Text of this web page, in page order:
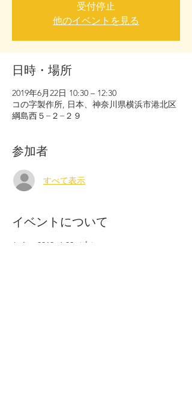
受付停止
他のイベントを見る
日時・場所
2019年6月22日 10:30 – 12:30
コの字製作所, 日本、神奈川県横浜市港北区
綱島西５−２−２９
参加者
すべて表示
イベントについて
とき　2019  6.22（土）